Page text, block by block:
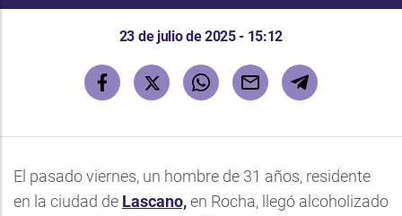
23 de julio de 2025 - 15:12
El pasado viernes, un hombre de 31 años, residente
en la ciudad de Lascano,en Rocha, llegó alcoholizado